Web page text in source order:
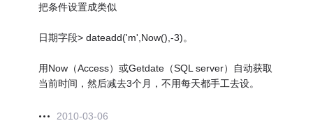
把条件设置成类似
日期字段> dateadd('m',Now(),-3)。
用Now（Access）或Getdate（SQL server）自动获取
当前时间，然后减去3个月，不用每天都手工去设。
2010-03-06